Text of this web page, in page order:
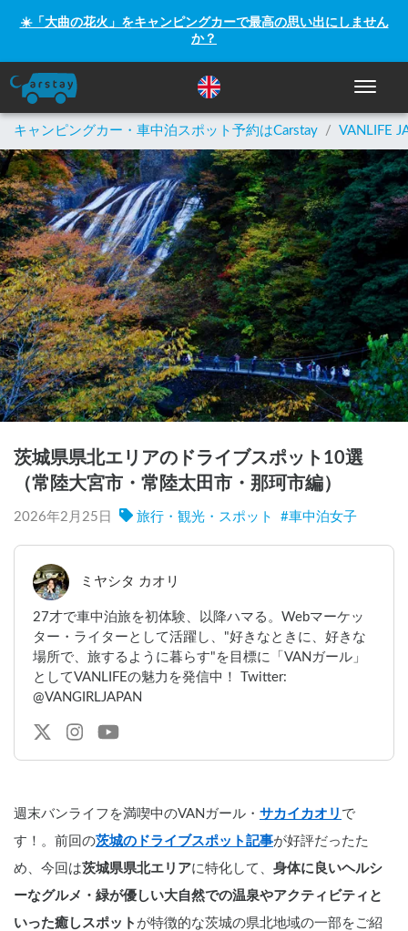
☀️「大曲の花火」をキャンピングカーで最高の思い出にしません
か？
ナビゲ
キャンピングカー・車中泊スポット予約はCarstay / VANLIFE
茨城県県北エリアのドライブスポット10選
（常陸大宮市・常陸太田市・那珂市編）
2026年2月25日 旅行・観光・スポット #車中泊女子
ミヤシタ カオリ
27才で車中泊旅を初体験、以降ハマる。Webマーケッ
ター・ライターとして活躍し、"好きなときに、好きな
場所で、旅するように暮らす"を目標に「VANガール」
としてVANLIFEの魅力を発信中！ Twitter:
@VANGIRLJAPAN
週末バンライフを満喫中のVANガール・ サカイカオリ で
す！。前回の茨城のドライブスポット記事が好評だったた
め、今回は茨城県県北エリアに特化して、 身体に良いヘルシ
ーなグルメ・緑が優しい大自然での温泉やアクティビティと
いった癒しスポット が特徴的な茨城の県北地域の一部をご紹